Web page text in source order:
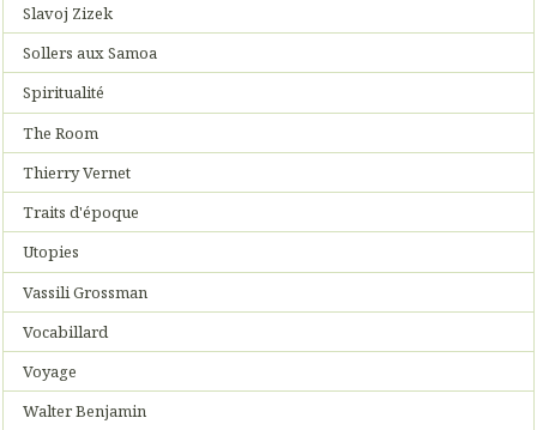
Slavoj Zizek
Sollers aux Samoa
Spiritualité
The Room
Thierry Vernet
Traits d'époque
Utopies
Vassili Grossman
Vocabillard
Voyage
Walter Benjamin